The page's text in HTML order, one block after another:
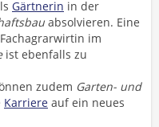
Gärtnerin in der
absolvieren. Eine
im
ist ebenfalls zu
zudem Garten- und
Karriere auf ein neues